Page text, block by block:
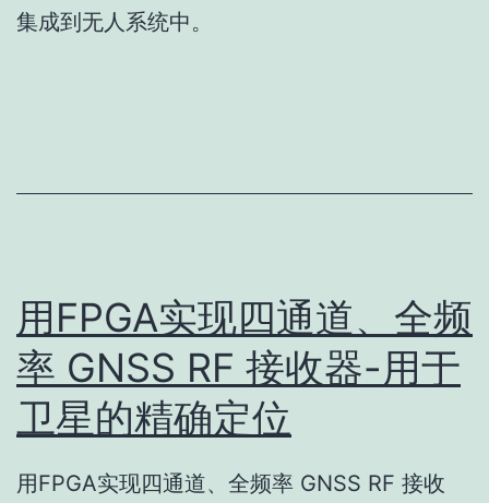
集成到无人系统中。
用FPGA实现四通道、全频
率 GNSS RF 接收器-用于
卫星的精确定位
用FPGA实现四通道、全频率 GNSS RF 接收